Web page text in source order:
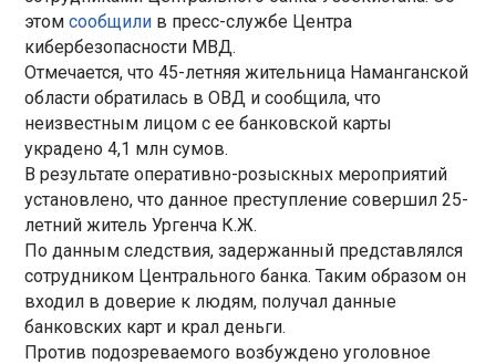
этомсообщили в пресс-службе Центра
кибербезопасности МВД.
Отмечается, что 45-летняя жительница Наманганской
области обратилась в ОВД и сообщила, что
неизвестным лицом с ее банковской карты
украдено 4,1 млн сумов.
В результате оперативно-розыскных мероприятий
установлено, что данное преступление совершил 25-
летний житель Ургенча К.Ж.
По данным следствия, задержанный представлялся
сотрудником Центрального банка. Таким образом он
входил в доверие к людям, получал данные
банковских карт и крал деньги.
Против подозреваемого возбуждено уголовное